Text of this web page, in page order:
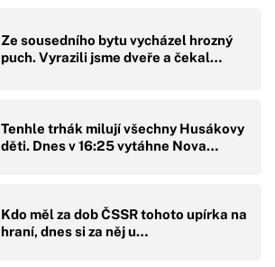
Ze sousedního bytu vycházel hrozný
puch. Vyrazili jsme dveře a čekal…
Tenhle trhák milují všechny Husákovy
děti. Dnes v 16:25 vytáhne Nova…
Kdo měl za dob ČSSR tohoto upírka na
hraní, dnes si za něj u…